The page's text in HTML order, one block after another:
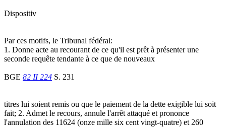
Dispositiv
Par ces motifs, le Tribunal fédéral:
1. Donne acte au recourant de ce qu'il est prêt à présenter une
seconde requête tendante à ce que de nouveaux
BGE 82 II 224 S. 231
titres lui soient remis ou que le paiement de la dette exigible lui soit
fait; 2. Admet le recours, annule l'arrêt attaqué et prononce
l'annulation des 11624 (onze mille six cent vingt-quatre) et 260